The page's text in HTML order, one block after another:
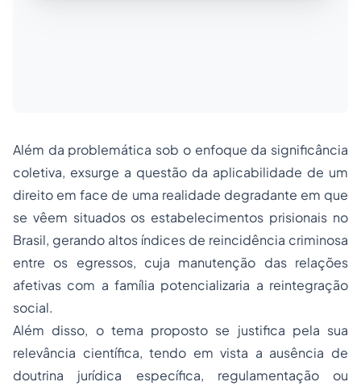
Além da problemática sob o enfoque da significância
coletiva, exsurge a questão da aplicabilidade de um
direito em face de uma realidade degradante em que
se vêem situados os estabelecimentos prisionais no
Brasil, gerando altos índices de reincidência criminosa
entre os egressos, cuja manutenção das relações
afetivas com a família potencializaria a reintegração
social.
Além disso, o tema proposto se justifica pela sua
relevância científica, tendo em vista a ausência de
doutrina jurídica específica, regulamentação ou